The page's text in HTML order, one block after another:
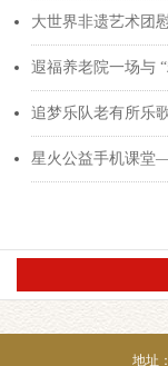
大世界非遗艺术团
遐福养老院一场与
追梦乐队老有所乐
星火公益手机课堂
地址